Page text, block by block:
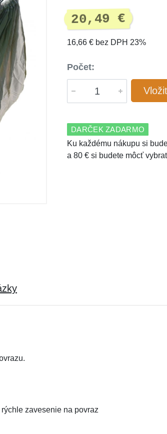
20,49 €
16,66 € bez DPH 23%
Počet:
DARČEK ZADARMO
Ku každému nákupu si
a 80 € si budete môcť
zavesenie na povraz